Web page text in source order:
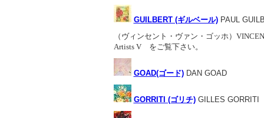
GUILBERT (ギルベール)PAUL
（ヴィンセント・ヴァン・ゴッホ）
Artists V をご覧下さい。
GOAD(ゴード)DAN GOAD
GORRITI (ゴリチ)GILLES GORRITI